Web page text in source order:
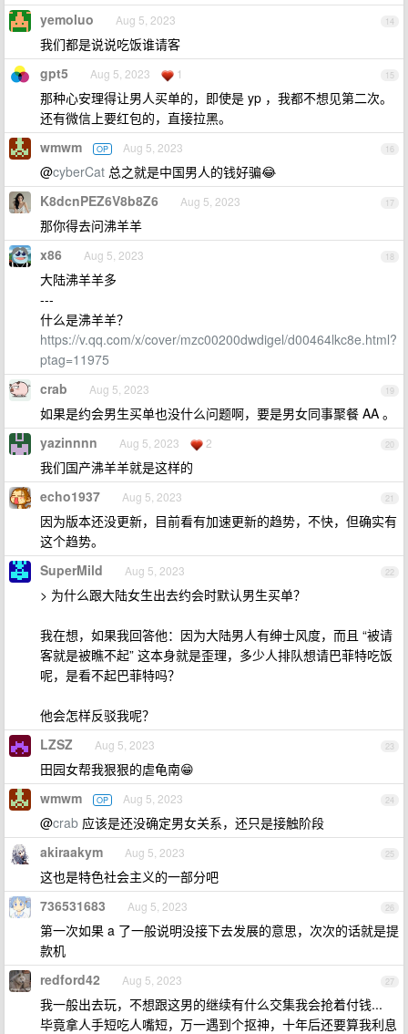
14
yemoluo Aug 5, 2023
我们都是说说吃饭谁请客
15
gpt5 Aug 5, 2023 1
那种心安理得让男人买单的，即使是 yp ，我都不想见第二次。
还有微信上要红包的，直接拉黑。
16
wmwm OP Aug 5, 2023
@cyberCat 总之就是中国男人的钱好骗😂
17
K8dcnPEZ6V8b8Z6 Aug 5, 2023
那你得去问沸羊羊
18
x86 Aug 5, 2023
大陆沸羊羊多
---
什么是沸羊羊？
https://v.qq.com/x/cover/mzc00200dwdigel/d00464lkc8e.html?
ptag=11975
19
crab Aug 5, 2023
如果是约会男生买单也没什么问题啊，要是男女同事聚餐 AA 。
20
yazinnnn Aug 5, 2023 2
我们国产沸羊羊就是这样的
21
echo1937 Aug 5, 2023
因为版本还没更新，目前看有加速更新的趋势，不快，但确实有
这个趋势。
22
SuperMild Aug 5, 2023
> 为什么跟大陆女生出去约会时默认男生买单？
我在想，如果我回答他：因为大陆男人有绅士风度，而且 “被请
客就是被瞧不起” 这本身就是歪理，多少人排队想请巴菲特吃饭
呢，是看不起巴菲特吗？
他会怎样反驳我呢？
23
LZSZ Aug 5, 2023
田园女帮我狠狠的虐龟南😁
24
wmwm OP Aug 5, 2023
@crab 应该是还没确定男女关系，还只是接触阶段
25
akiraakym Aug 5, 2023
这也是特色社会主义的一部分吧
26
736531683 Aug 5, 2023
第一次如果 a 了一般说明没接下去发展的意思，次次的话就是提
款机
27
redford42 Aug 5, 2023
我一般出去玩，不想跟这男的继续有什么交集我会抢着付钱...
毕竟拿人手短吃人嘴短，万一遇到个抠神，十年后还要算我利息